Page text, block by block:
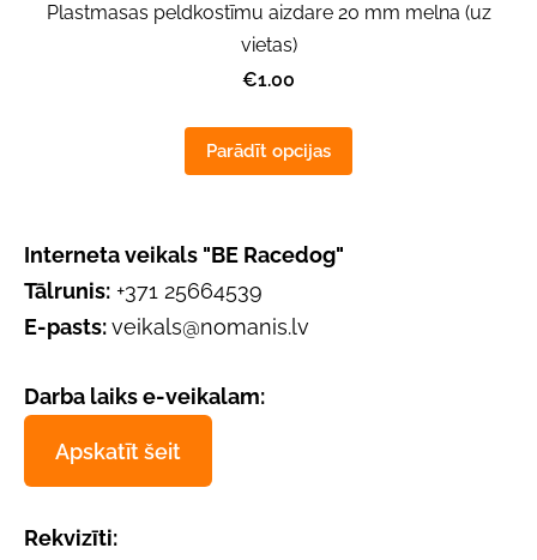
Interneta veikals "BE Racedog"
Tālrunis: +371 25664539
E-pasts:veikals@nomanis.lv
Darba laiks e-veikalam:
Apskatīt šeit
Rekvizīti:
Plastmasas peldkostīmu aizdare 20 mm melna (uz
vietas)
€1.00
Parādīt opcijas